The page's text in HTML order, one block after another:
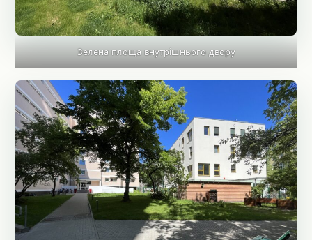
Зелена площа внутрішнього двору